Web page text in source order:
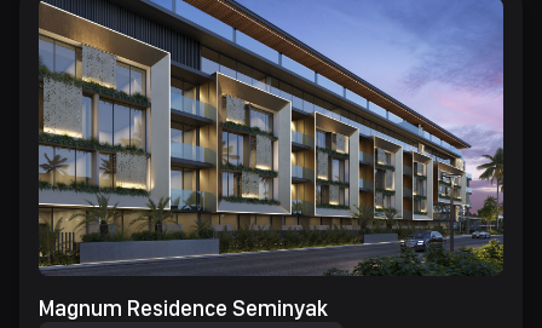
Magnum Residence Seminyak